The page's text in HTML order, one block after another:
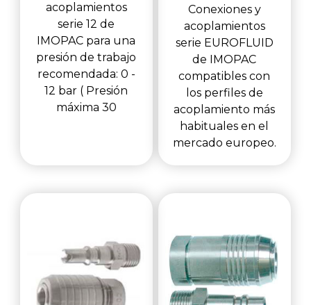
acoplamientos
serie 12 de
IMOPAC para una
presión de trabajo
recomendada: 0 -
12 bar ( Presión
máxima 30
Conexiones y
acoplamientos
serie EUROFLUID
de IMOPAC
compatibles con
los perfiles de
acoplamiento más
habituales en el
mercado europeo.